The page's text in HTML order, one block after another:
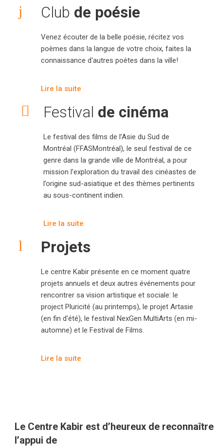
Club de poésie
Venez écouter de la belle poésie, récitez vos
poèmes dans la langue de votre choix, faites la
connaissance d'autres poètes dans la ville!
Lire la suite
Festival de cinéma
Le festival des films de l’Asie du Sud de
Montréal (FFASMontréal), le seul festival de ce
genre dans la grande ville de Montréal, a pour
mission l’exploration du travail des cinéastes de
l’origine sud-asiatique et des thèmes pertinents
au sous-continent indien.
Lire la suite
Projets
Le centre Kabir présente en ce moment quatre
projets annuels et deux autres événements pour
rencontrer sa vision artistique et sociale: le
project Pluricité (au printemps), le projet Artasie
(en fin d'été), le festival NexGen MultiArts (en mi-
automne) et le Festival de Films.
Lire la suite
Le Centre Kabir est d’heureux de reconnaître
l’appui de